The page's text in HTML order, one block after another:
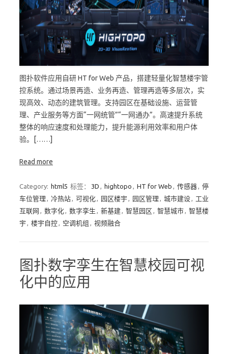
图扑软件应用自研 HT for Web 产品，搭建轻量化智慧楼宇管
控系统。通过场景再造、业务再造、管理再造等多层次，实
现高效、动态的建筑管理。支持园区在基础设施、运营管
理、产业服务等方面“一网统管”“一网通办”。高速提升系统
整体的响应速度和处理能力，提升能源利用效率和用户体
验。[……]
Read more
Category: html5 标签： 3D , hightopo , HT for Web , 传感器, 停
车位管理 , 冷热站, 可视化, 园区楼宇 , 园区管理 , 城市建设, 工业
互联网 , 数字化, 数字孪生 , 新基建, 智慧园区 , 智慧城市, 智慧楼
宇 , 楼宇自控, 空调机组 , 视频融合
图扑数字孪生在智慧校园可视
化中的应用